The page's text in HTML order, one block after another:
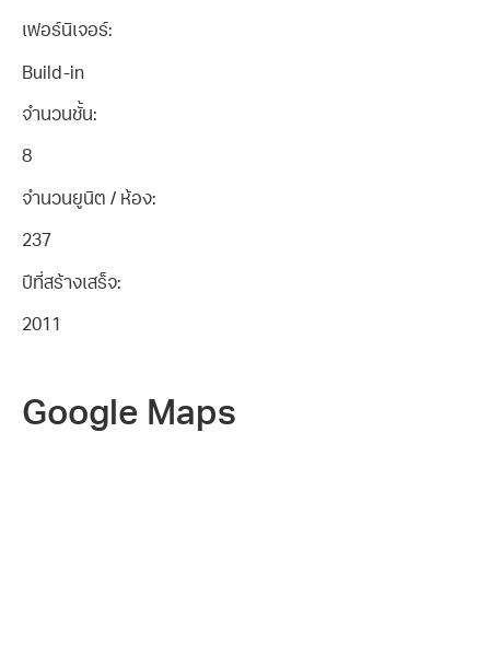
เฟอร์นิเจอร์:
Build-in
จำนวนชั้น:
8
จำนวนยูนิต / ห้อง:
237
ปีที่สร้างเสร็จ:
2011
Google Maps